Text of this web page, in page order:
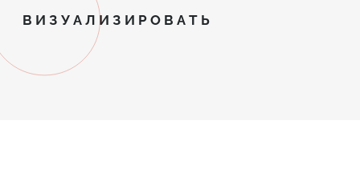
ВИЗУАЛИЗИРОВАТЬ